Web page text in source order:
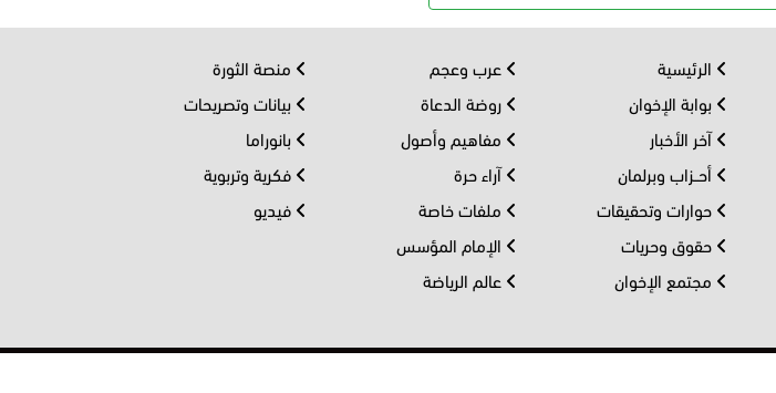
الرئيسية
بوابة الإخوان
آخر الأخبار
أحــزاب وبرلمان
حوارات وتحقيقات
حقوق وحريات
مجتمع الإخوان
عرب وعجم
روضة الدعاة
مفاهيم وأصول
آراء حرة
ملفات خاصة
الإمام المؤسس
عالم الرياضة
منصة الثورة
بيانات وتصريحات
بانوراما
فكرية وتربوية
فيديو